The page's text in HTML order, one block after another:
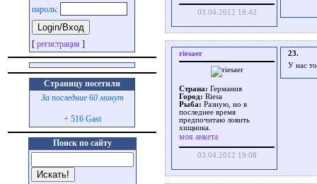
пароль:
[ регистрация ]
Страницу посетили
За последние 60 минут
+ 516 Gast
Поиск по сайту
03.04.2012 18:42
riesaer
Страна: Германия
Город: Riesa
Рыба: Разную, но в
последнее время
предпочитаю ловить
хищника.
моя анкета
03.04.2012 19:08
23.
У нас